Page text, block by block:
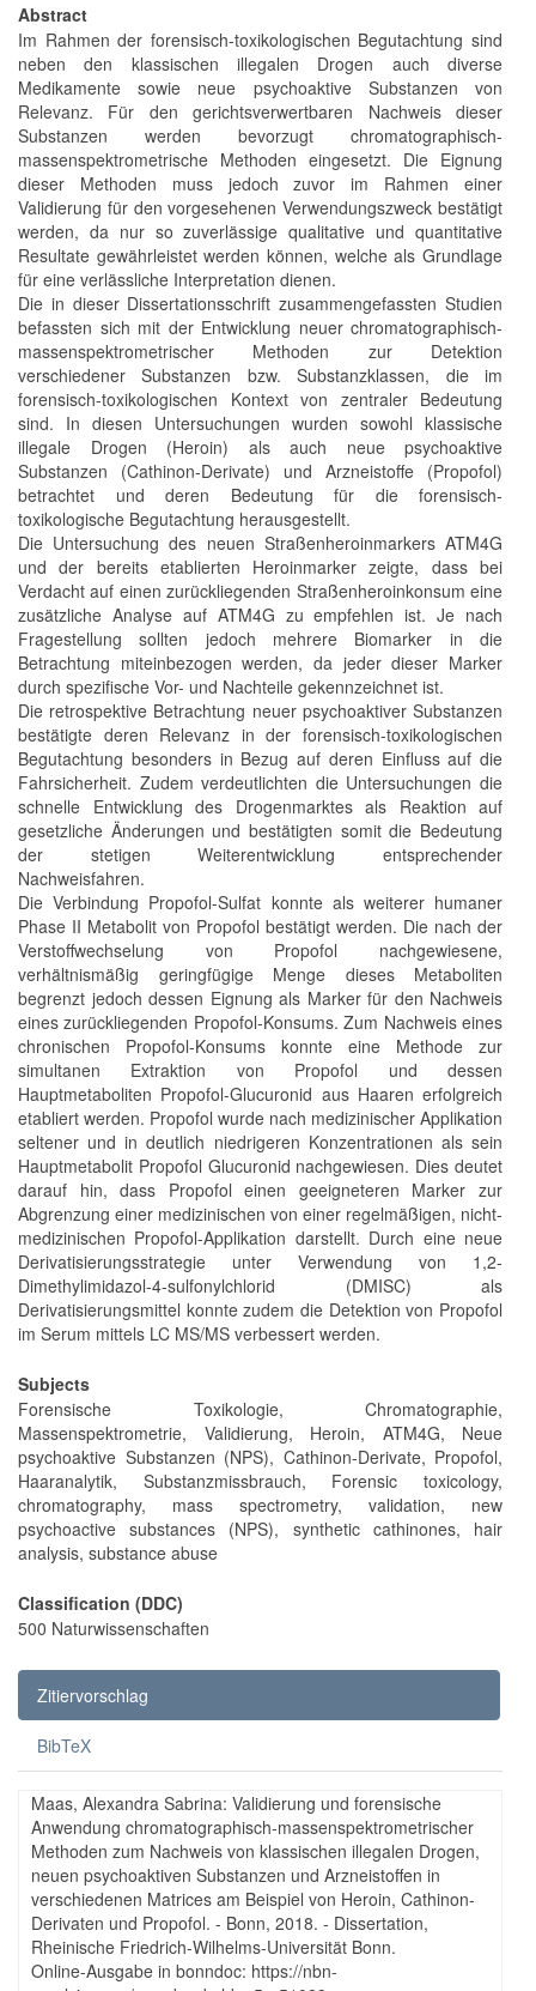
Abstract
Im Rahmen der forensisch-toxikologischen Begutachtung sind
neben den klassischen illegalen Drogen auch diverse
Medikamente sowie neue psychoaktive Substanzen von
Relevanz. Für den gerichtsverwertbaren Nachweis dieser
Substanzen werden bevorzugt chromatographisch-
massenspektrometrische Methoden eingesetzt. Die Eignung
dieser Methoden muss jedoch zuvor im Rahmen einer
Validierung für den vorgesehenen Verwendungszweck bestätigt
werden, da nur so zuverlässige qualitative und quantitative
Resultate gewährleistet werden können, welche als Grundlage
für eine verlässliche Interpretation dienen.
Die in dieser Dissertationsschrift zusammengefassten Studien
befassten sich mit der Entwicklung neuer chromatographisch-
massenspektrometrischer Methoden zur Detektion
verschiedener Substanzen bzw. Substanzklassen, die im
forensisch-toxikologischen Kontext von zentraler Bedeutung
sind. In diesen Untersuchungen wurden sowohl klassische
illegale Drogen (Heroin) als auch neue psychoaktive
Substanzen (Cathinon-Derivate) und Arzneistoffe (Propofol)
betrachtet und deren Bedeutung für die forensisch-
toxikologische Begutachtung herausgestellt.
Die Untersuchung des neuen Straßenheroinmarkers ATM4G
und der bereits etablierten Heroinmarker zeigte, dass bei
Verdacht auf einen zurückliegenden Straßenheroinkonsum eine
zusätzliche Analyse auf ATM4G zu empfehlen ist. Je nach
Fragestellung sollten jedoch mehrere Biomarker in die
Betrachtung miteinbezogen werden, da jeder dieser Marker
durch spezifische Vor- und Nachteile gekennzeichnet ist.
Die retrospektive Betrachtung neuer psychoaktiver Substanzen
bestätigte deren Relevanz in der forensisch-toxikologischen
Begutachtung besonders in Bezug auf deren Einfluss auf die
Fahrsicherheit. Zudem verdeutlichten die Untersuchungen die
schnelle Entwicklung des Drogenmarktes als Reaktion auf
gesetzliche Änderungen und bestätigten somit die Bedeutung
der stetigen Weiterentwicklung entsprechender
Nachweisfahren.
Die Verbindung Propofol-Sulfat konnte als weiterer humaner
Phase II Metabolit von Propofol bestätigt werden. Die nach der
Verstoffwechselung von Propofol nachgewiesene,
verhältnismäßig geringfügige Menge dieses Metaboliten
begrenzt jedoch dessen Eignung als Marker für den Nachweis
eines zurückliegenden Propofol-Konsums. Zum Nachweis eines
chronischen Propofol-Konsums konnte eine Methode zur
simultanen Extraktion von Propofol und dessen
Hauptmetaboliten Propofol-Glucuronid aus Haaren erfolgreich
etabliert werden. Propofol wurde nach medizinischer Applikation
seltener und in deutlich niedrigeren Konzentrationen als sein
Hauptmetabolit Propofol Glucuronid nachgewiesen. Dies deutet
darauf hin, dass Propofol einen geeigneteren Marker zur
Abgrenzung einer medizinischen von einer regelmäßigen, nicht-
medizinischen Propofol-Applikation darstellt. Durch eine neue
Derivatisierungsstrategie unter Verwendung von 1,2-
Dimethylimidazol-4-sulfonylchlorid (DMISC) als
Derivatisierungsmittel konnte zudem die Detektion von Propofol
im Serum mittels LC MS/MS verbessert werden.
Subjects
Forensische Toxikologie, Chromatographie,
Massenspektrometrie, Validierung, Heroin, ATM4G, Neue
psychoaktive Substanzen (NPS), Cathinon-Derivate, Propofol,
Haaranalytik, Substanzmissbrauch, Forensic toxicology,
chromatography, mass spectrometry, validation, new
psychoactive substances (NPS), synthetic cathinones, hair
analysis, substance abuse
Classification (DDC)
500 Naturwissenschaften
Zitiervorschlag
BibTeX
Maas, Alexandra Sabrina: Validierung und forensische
Anwendung chromatographisch-massenspektrometrischer
Methoden zum Nachweis von klassischen illegalen Drogen,
neuen psychoaktiven Substanzen und Arzneistoffen in
verschiedenen Matrices am Beispiel von Heroin, Cathinon-
Derivaten und Propofol. - Bonn, 2018. - Dissertation,
Rheinische Friedrich-Wilhelms-Universität Bonn.
Online-Ausgabe in bonndoc: https://nbn-